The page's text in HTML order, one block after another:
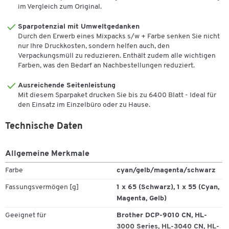
HL-3070 CN, HL-3070 CW, HL-3075 CW, MFC-9120 CN, MFC-9125
im Vergleich zum Original.
Sparpotenzial mit Umweltgedanken
Durch den Erwerb eines Mixpacks s/w + Farbe senken Sie nicht
nur Ihre Druckkosten, sondern helfen auch, den
Verpackungsmüll zu reduzieren. Enthält zudem alle wichtigen
Farben, was den Bedarf an Nachbestellungen reduziert.
Ausreichende Seitenleistung
Mit diesem Sparpaket drucken Sie bis zu 6400 Blatt - Ideal für
den Einsatz im Einzelbüro oder zu Hause.
Technische Daten
Allgemeine Merkmale
Farbe cyan/gelb/magenta/schwarz
Fassungsvermögen [g]
1 x 65 (Schwarz), 1 x 55 (Cyan,
Magenta, Gelb)
Geeignet für
Brother DCP-9010 CN, HL-
3000 Series, HL-3040 CN, HL-
Zum Zoomen doppeltippen